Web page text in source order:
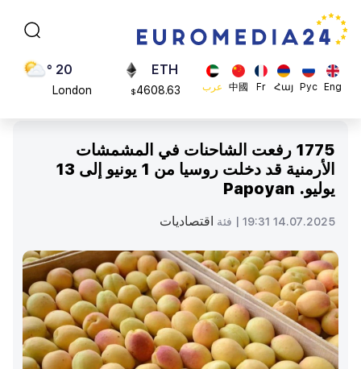
Eng
Рус
Հայ
Fr
中國 عرب
ADA
0.868816
ETH
$4608.63
20 °
London
Brussels
Madrid
1775 رفعت الشاحنات في المشمشات
الأرمنية قد دخلت روسيا من 1 يونيو إلى 13
يوليو. Papoyan
14.07.2025 19:31 | فئة اقتصاديات